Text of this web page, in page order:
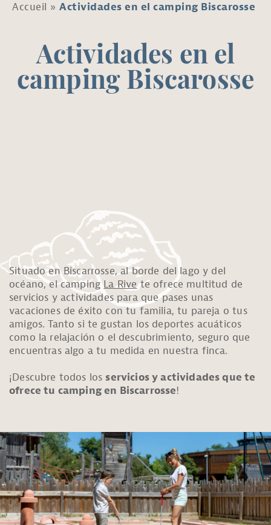
Accueil »Actividades en el camping Biscarosse
Actividades en el
camping Biscarosse
Situado en Biscarrosse, al borde del lago y del
océano, el campingLa Rivete ofrece multitud de
servicios y actividades para que pases unas
vacaciones de éxito con tu familia, tu pareja o tus
amigos. Tanto si te gustan los deportes acuáticos
como la relajación o el descubrimiento, seguro que
encuentras algo a tu medida en nuestra finca.
¡Descubre todos los servicios y actividades que te
ofrece tu camping en Biscarrosse!